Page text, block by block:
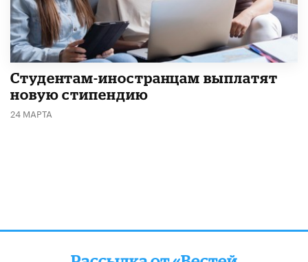
Студентам-иностранцам выплатят
новую стипендию
24 МАРТА